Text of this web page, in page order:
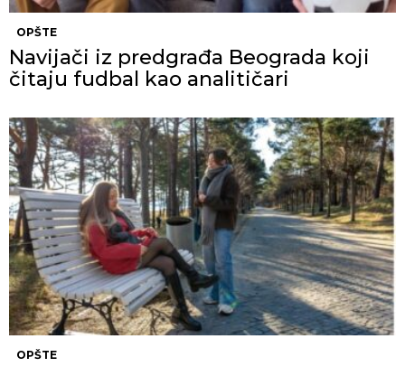
OPŠTE
Navijači iz predgrađa Beograda koji
čitaju fudbal kao analitičari
OPŠTE